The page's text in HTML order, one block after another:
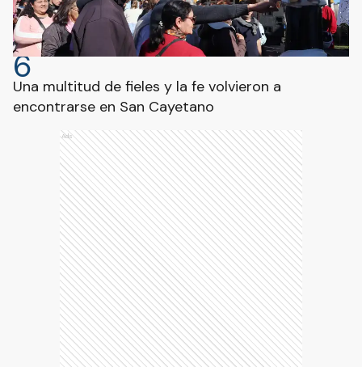
6
Una multitud de fieles y la fe volvieron a
encontrarse en San Cayetano
Ads